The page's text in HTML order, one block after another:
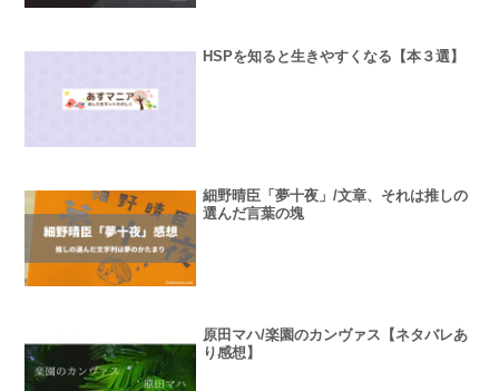
HSPを知ると生きやすくなる【本３選】
細野晴臣「夢十夜」/文章、それは推しの
選んだ言葉の塊
原田マハ/楽園のカンヴァス【ネタバレあ
り感想】